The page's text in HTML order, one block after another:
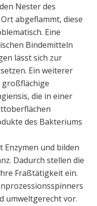
Nester des
abgeflammt, diese
Eine
Bindemitteln
lässt sich zur
Ein weiterer
großflächige
die in einer
des Bakteriums
und bilden
Dadurch stellen die
Fraßtätigkeit ein.
umweltgerecht vor.